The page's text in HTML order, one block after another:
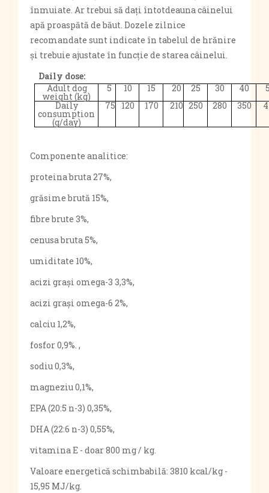
înmuiate. Ar trebui să dați întotdeauna câinelui
apă proaspătă de băut. Dozele zilnice
recomandate sunt indicate în tabelul de hrănire
și trebuie ajustate în funcție de starea câinelui.
Daily dose:
Adult dog
weight (kg)
5 10 15 20 25 30 40
Daily
consumption
(g/day)
75 120 170 210 250 280 350
Componente analitice:
proteina bruta 27%,
grăsime brută 15%,
fibre brute 3%,
cenusa bruta 5%,
umiditate 10%,
acizi grași omega-3 3,3%,
acizi grași omega-6 2%,
calciu 1,2%,
fosfor 0,9%. ,
sodiu 0,3%,
magneziu 0,1%,
EPA (20:5 n-3) 0,35%,
DHA (22:6 n-3) 0,55%,
vitamina E - doar 800 mg / kg.
Valoare energetică schimbabilă: 3810 kcal/kg -
15,95 MJ/kg.